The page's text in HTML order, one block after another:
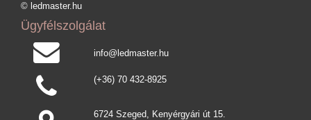
© ledmaster.hu
Ügyfélszolgálat
info@ledmaster.hu
(+36) 70 432-8925
6724 Szeged, Kenyérgyári út 15.